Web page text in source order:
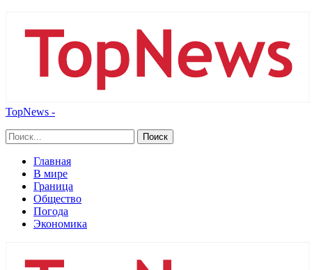
TopNews -
Главная
В мире
Граница
Общество
Погода
Экономика